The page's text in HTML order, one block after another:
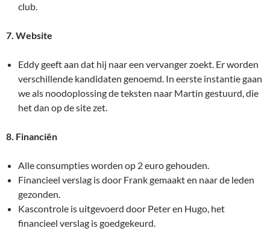
club.
7. Website
Eddy geeft aan dat hij naar een vervanger zoekt. Er worden
verschillende kandidaten genoemd. In eerste instantie gaan
we als noodoplossing de teksten naar Martin gestuurd, die
het dan op de site zet.
8. Financiën
Alle consumpties worden op 2 euro gehouden.
Financieel verslag is door Frank gemaakt en naar de leden
gezonden.
Kascontrole is uitgevoerd door Peter en Hugo, het
financieel verslag is goedgekeurd.